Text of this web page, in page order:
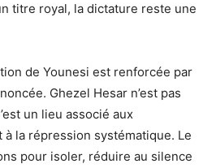
titre royal, la dictature reste une
de Younesi est renforcée par
Ghezel Hesar n’est pas
un lieu associé aux
la répression systématique. Le
pour isoler, réduire au silence